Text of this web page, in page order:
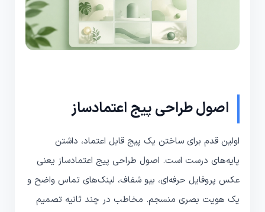
اصول طراحی پیج اعتمادساز
اولین قدم برای ساختن یک پیج قابل اعتماد، داشتن
پایه‌های درست است. اصول طراحی پیج اعتمادساز یعنی
عکس پروفایل حرفه‌ای، بیو شفاف، لینک‌های تماس واضح و
یک هویت بصری منسجم. مخاطب در چند ثانیه تصمیم